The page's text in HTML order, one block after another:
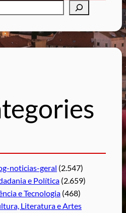
noticias-geral (2.547)
e Política (2.659)
e Tecnologia (468)
Literatura e Artes